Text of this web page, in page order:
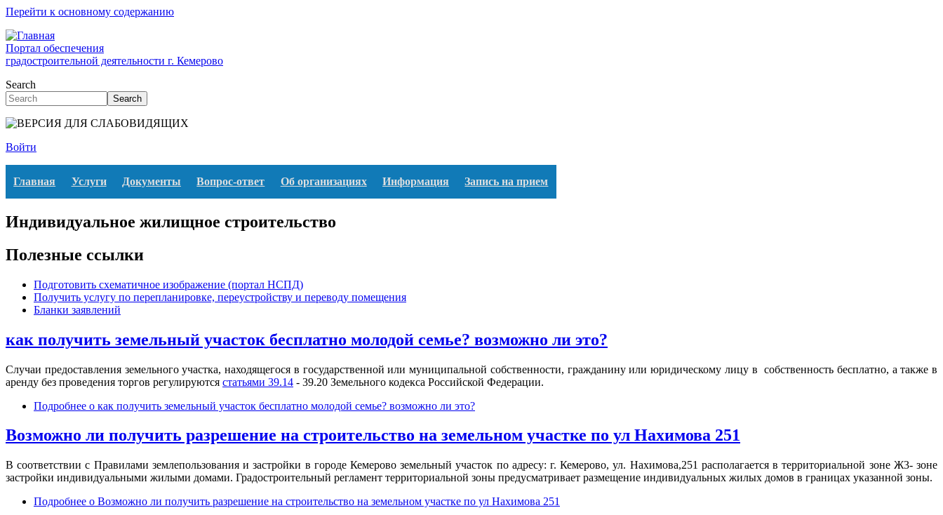
Перейти к основному содержанию
Портал обеспечения
градостроительной деятельности г. Кемерово
Search
Search
Войти
Главная Услуги Документы Вопрос-ответ Об организациях Информация Запись на прием
Индивидуальное жилищное строительство
Полезные ссылки
Подготовить схематичное изображение (портал НСПД)
Получить услугу по перепланировке, переустройству и переводу помещения
Бланки заявлений
как получить земельный участок бесплатно молодой семье? возможно ли это?
Случаи предоставления земельного участка, находящегося в государственной или муниципальной собственности, гражданину или юридическому лицу в собственность бесплатно, а также в
аренду без проведения торгов регулируются статьями 39.14 - 39.20 Земельного кодекса Российской Федерации.
Подробнее о как получить земельный участок бесплатно молодой семье? возможно ли это?
Возможно ли получить разрешение на строительство на земельном участке по ул Нахимова 251
В соответствии с Правилами землепользования и застройки в городе Кемерово земельный участок по адресу: г. Кемерово, ул. Нахимова,251 располагается в территориальной зоне Ж3- зоне
застройки индивидуальными жилыми домами. Градостроительный регламент территориальной зоны предусматривает размещение индивидуальных жилых домов в границах указанной зоны.
Подробнее о Возможно ли получить разрешение на строительство на земельном участке по ул Нахимова 251